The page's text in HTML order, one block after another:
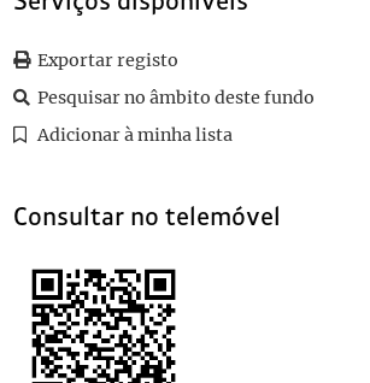
0028
Sem título
1924
0030 Sem título
0031 Sem título 1919
(...)
Exportar registo
Pesquisar no âmbito deste fundo
Adicionar à minha lista
Consultar no telemóvel